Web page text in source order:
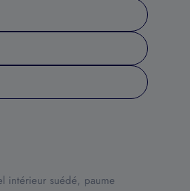
Ouvrir le média 2 en
intérieur suédé, paume